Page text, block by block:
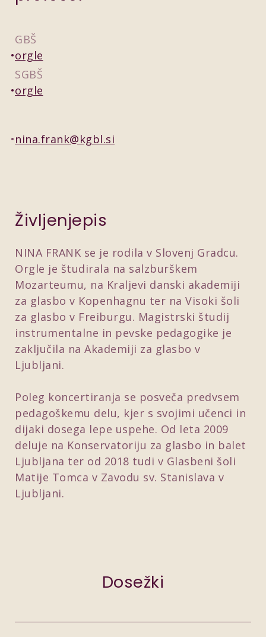
GBŠ
orgle
SGBŠ
orgle
nina.frank@kgbl.si
Življenjepis
NINA FRANK se je rodila v Slovenj Gradcu.
Orgle je študirala na salzburškem
Mozarteumu, na Kraljevi danski akademiji
za glasbo v Kopenhagnu ter na Visoki šoli
za glasbo v Freiburgu. Magistrski študij
instrumentalne in pevske pedagogike je
zaključila na Akademiji za glasbo v
Ljubljani.
Poleg koncertiranja se posveča predvsem
pedagoškemu delu, kjer s svojimi učenci in
dijaki dosega lepe uspehe. Od leta 2009
deluje na Konservatoriju za glasbo in balet
Ljubljana ter od 2018 tudi v Glasbeni šoli
Matije Tomca v Zavodu sv. Stanislava v
Ljubljani.
Dosežki